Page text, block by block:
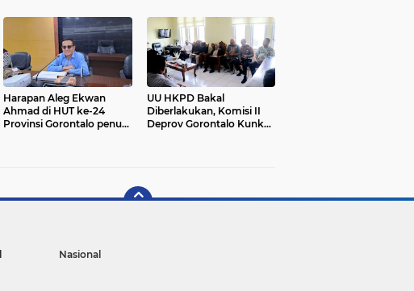
Harapan Aleg Ekwan
Ahmad di HUT ke-24
Provinsi Gorontalo penuh
UU HKPD Bakal
Diberlakukan, Komisi II
Deprov Gorontalo Kunker
Nasional